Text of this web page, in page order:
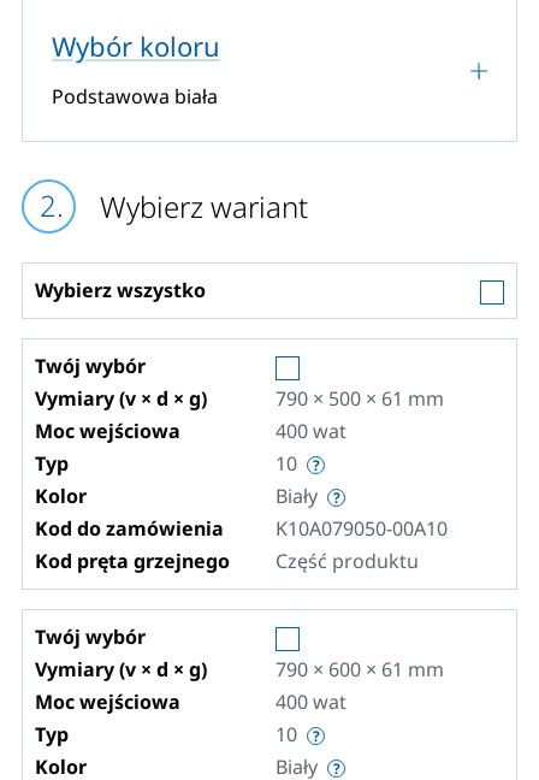
Wybór koloru
Podstawowa biała
Wybierz wariant
Wybierz wszystko
Twój wybór
Vymiary (v × d × g)
790 × 500 × 61 mm
Moc wejściowa
400wat
Typ
10
Kolor
Biały
Kod do zamówienia
K10A079050-00A10
Kod pręta grzejnego
Część produktu
Twój wybór
Vymiary (v × d × g)
790 × 600 × 61 mm
Moc wejściowa
400wat
Typ
10
Kolor
Biały